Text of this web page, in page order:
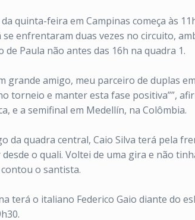
quinta-feira em Campinas começa às
enfrentaram duas vezes no circuito,
de Paula não antes das 16h na quadra 1.
grande amigo, meu parceiro de duplas
torneio e manter esta fase positiva””,
e a semifinal em Medellín, na Colômbia.
da quadra central, Caio Silva terá pela
o quali. Voltei de uma gira e não
contou o santista.
terá o italiano Federico Gaio diante do